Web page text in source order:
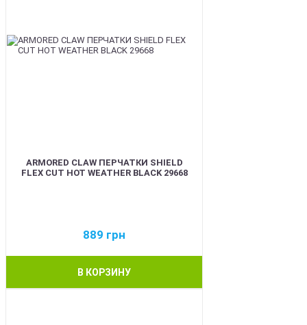
ARMORED CLAW ПЕРЧАТКИ SHIELD
FLEX CUT HOT WEATHER BLACK 29668
889 грн
В КОРЗИНУ